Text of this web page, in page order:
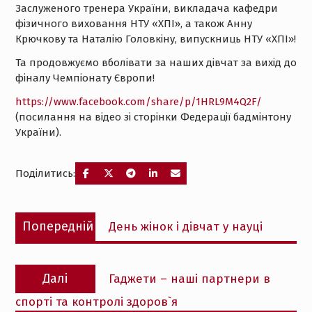
Заслуженого тренера України, викладача кафедри
фізичного виховання НТУ «ХПІ», а також Анну
Крючкову та Наталію Головкіну, випускниць НТУ «ХПІ»!
Та продовжуємо вболівати за наших дівчат за вихід до
фіналу Чемпіонату Європи!
https://www.facebook.com/share/p/1HRL9M4Q2F/
(посилання на відео зі сторінки Федерації бадмінтону
України).
Поділитись:
Навігація
записів
Попередній
Попередній
запис:
День жінок і дівчат у науці
Далі
Наступний
запис:
Гаджети – наші партнери в
спорті та контролі здоров`я